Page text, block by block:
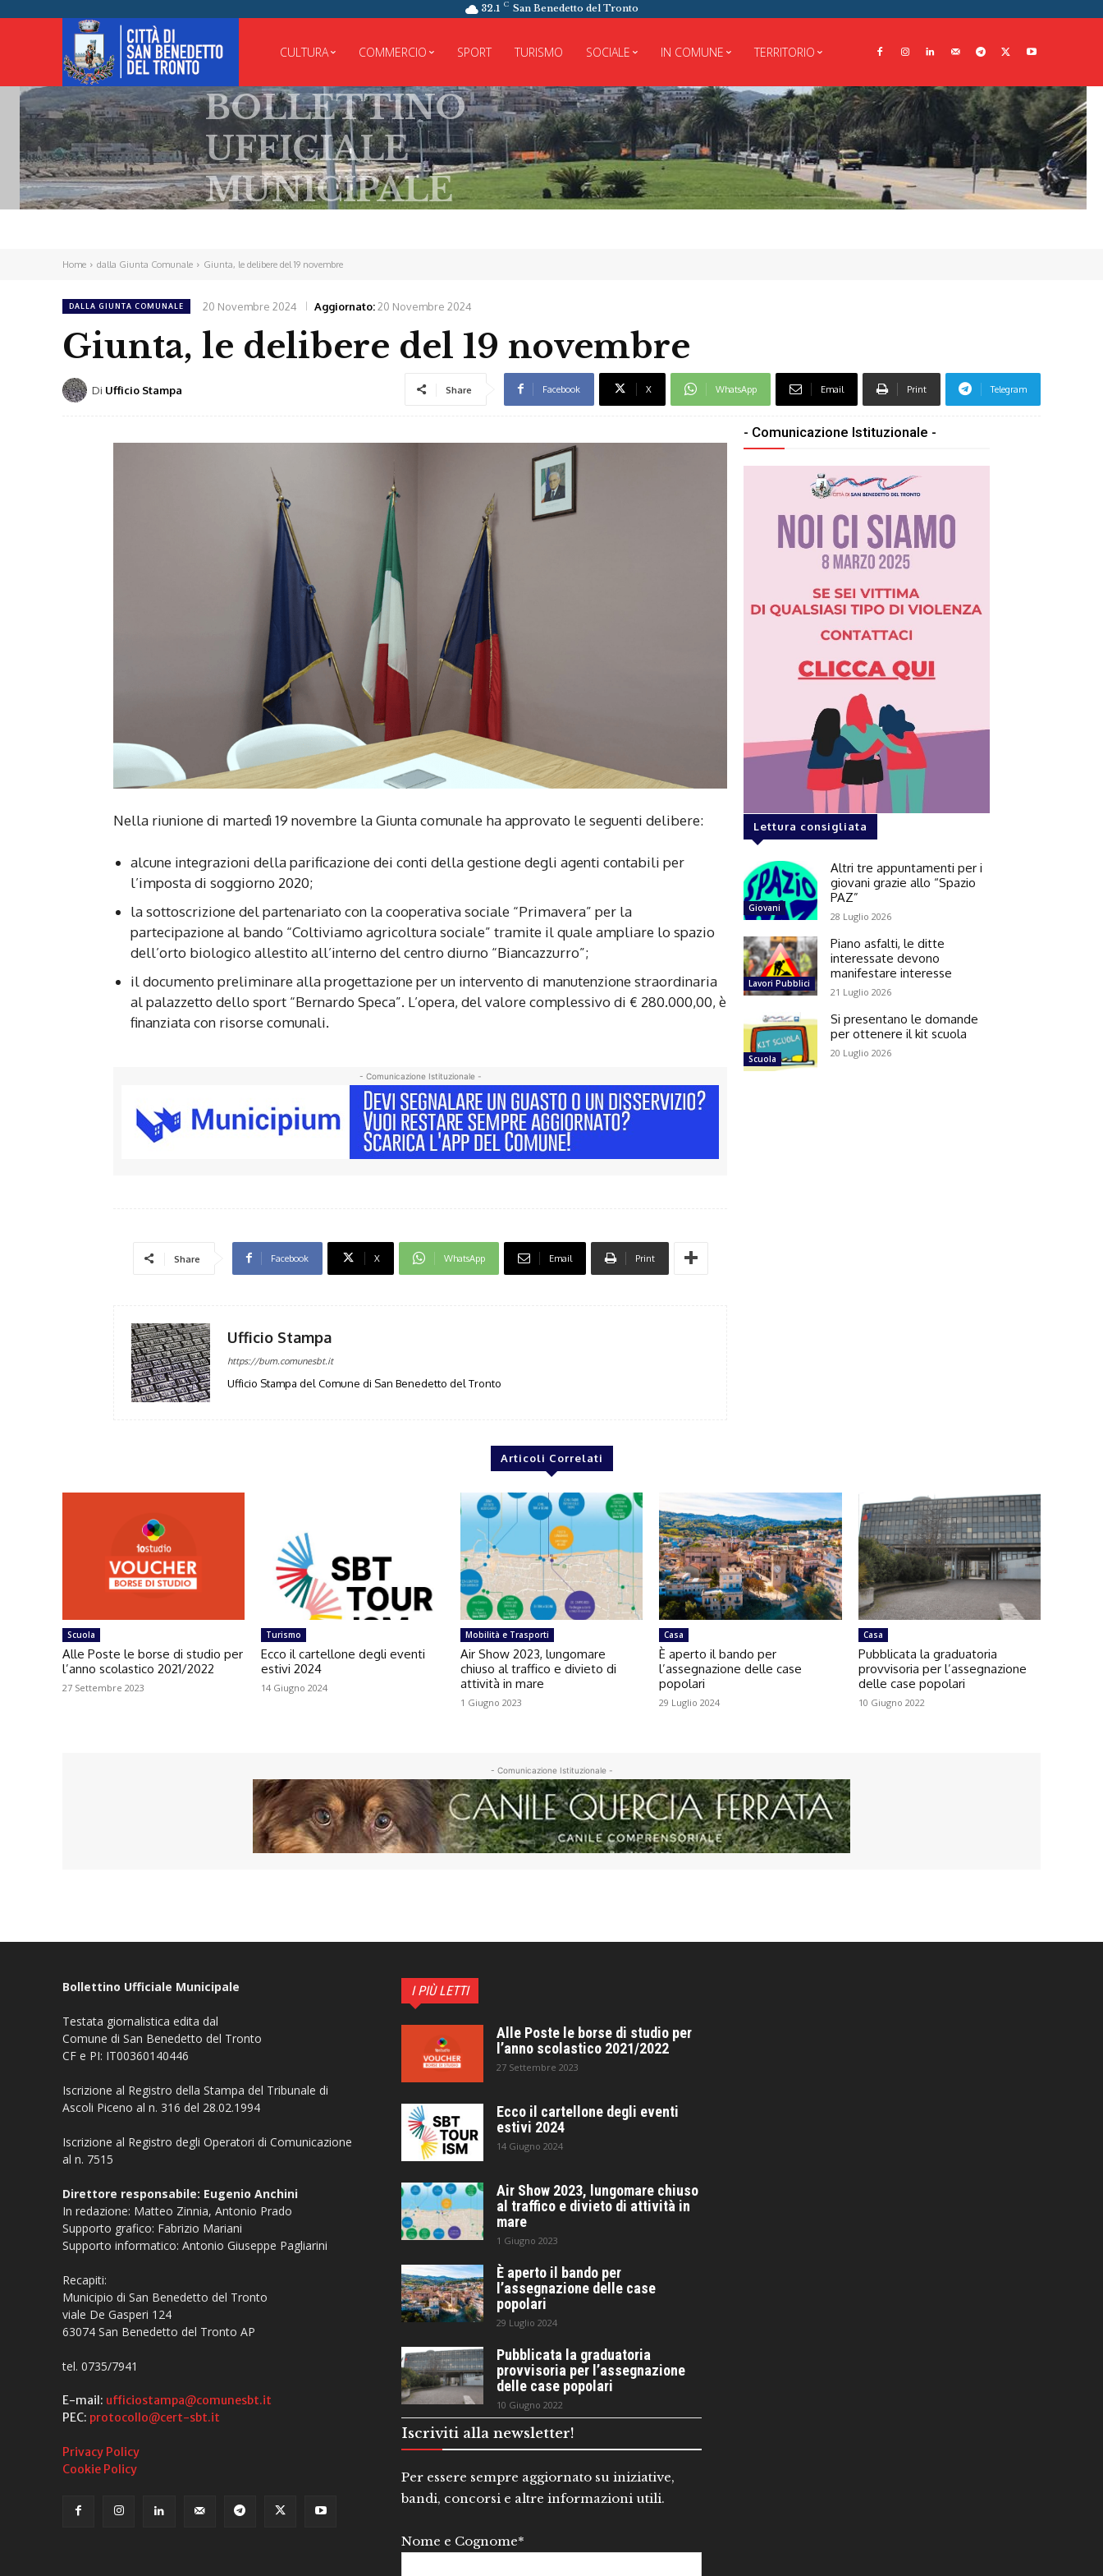
32.1 C San Benedetto del Tronto
CULTURA COMMERCIO SPORT TURISMO SOCIALE IN COMUNE TERRITORIO
BOLLETTINO
UFFICIALE
MUNICIPALE
Home dalla Giunta Comunale Giunta, le delibere del 19 novembre
DALLA GIUNTA COMUNALE 20 Novembre 2024 Aggiornato:20 Novembre 2024
Giunta, le delibere del 19 novembre
Di Ufficio Stampa Share Facebook X WhatsApp Email Print Telegram
Nella riunione di martedì 19 novembre la Giunta comunale ha approvato le seguenti delibere:
alcune integrazioni della parificazione dei conti della gestione degli agenti contabili per
l’imposta di soggiorno 2020;
la sottoscrizione del partenariato con la cooperativa sociale “Primavera” per la
partecipazione al bando “Coltiviamo agricoltura sociale” tramite il quale ampliare lo spazio
dell’orto biologico allestito all’interno del centro diurno “Biancazzurro”;
il documento preliminare alla progettazione per un intervento di manutenzione straordinaria
al palazzetto dello sport “Bernardo Speca”. L’opera, del valore complessivo di € 280.000,00, è
finanziata con risorse comunali.
- Comunicazione Istituzionale -
Share Facebook X WhatsApp Email Print
Ufficio Stampa
https://bum.comunesbt.it
Ufficio Stampa del Comune di San Benedetto del Tronto
- Comunicazione Istituzionale -
Lettura consigliata
Giovani
Altri tre appuntamenti per i
giovani grazie allo “Spazio
PAZ”
28 Luglio 2026
Lavori Pubblici
Piano asfalti, le ditte
interessate devono
manifestare interesse
21 Luglio 2026
Scuola
Si presentano le domande
per ottenere il kit scuola
20 Luglio 2026
Articoli Correlati
Scuola
Alle Poste le borse di studio per
l’anno scolastico 2021/2022
27 Settembre 2023
Turismo
Ecco il cartellone degli eventi
estivi 2024
14 Giugno 2024
Mobilità e Trasporti
Air Show 2023, lungomare
chiuso al traffico e divieto di
attività in mare
1 Giugno 2023
Casa
È aperto il bando per
l’assegnazione delle case
popolari
29 Luglio 2024
Casa
Pubblicata la graduatoria
provvisoria per l’assegnazione
delle case popolari
10 Giugno 2022
- Comunicazione Istituzionale -
Bollettino Ufficiale Municipale
Testata giornalistica edita dal
Comune di San Benedetto del Tronto
CF e PI: IT00360140446
Iscrizione al Registro della Stampa del Tribunale di
Ascoli Piceno al n. 316 del 28.02.1994
Iscrizione al Registro degli Operatori di Comunicazione
al n. 7515
Direttore responsabile: Eugenio Anchini
In redazione: Matteo Zinnia, Antonio Prado
Supporto grafico: Fabrizio Mariani
Supporto informatico: Antonio Giuseppe Pagliarini
Recapiti:
Municipio di San Benedetto del Tronto
viale De Gasperi 124
63074 San Benedetto del Tronto AP
tel. 0735/7941
E-mail: ufficiostampa@comunesbt.it
PEC: protocollo@cert-sbt.it
Privacy Policy
Cookie Policy
I PIÙ LETTI
Alle Poste le borse di studio per
l’anno scolastico 2021/2022
27 Settembre 2023
Ecco il cartellone degli eventi
estivi 2024
14 Giugno 2024
Air Show 2023, lungomare chiuso
al traffico e divieto di attività in
mare
1 Giugno 2023
È aperto il bando per
l’assegnazione delle case
popolari
29 Luglio 2024
Pubblicata la graduatoria
provvisoria per l’assegnazione
delle case popolari
10 Giugno 2022
Iscriviti alla newsletter!
Per essere sempre aggiornato su iniziative,
bandi, concorsi e altre informazioni utili.
Nome e Cognome*